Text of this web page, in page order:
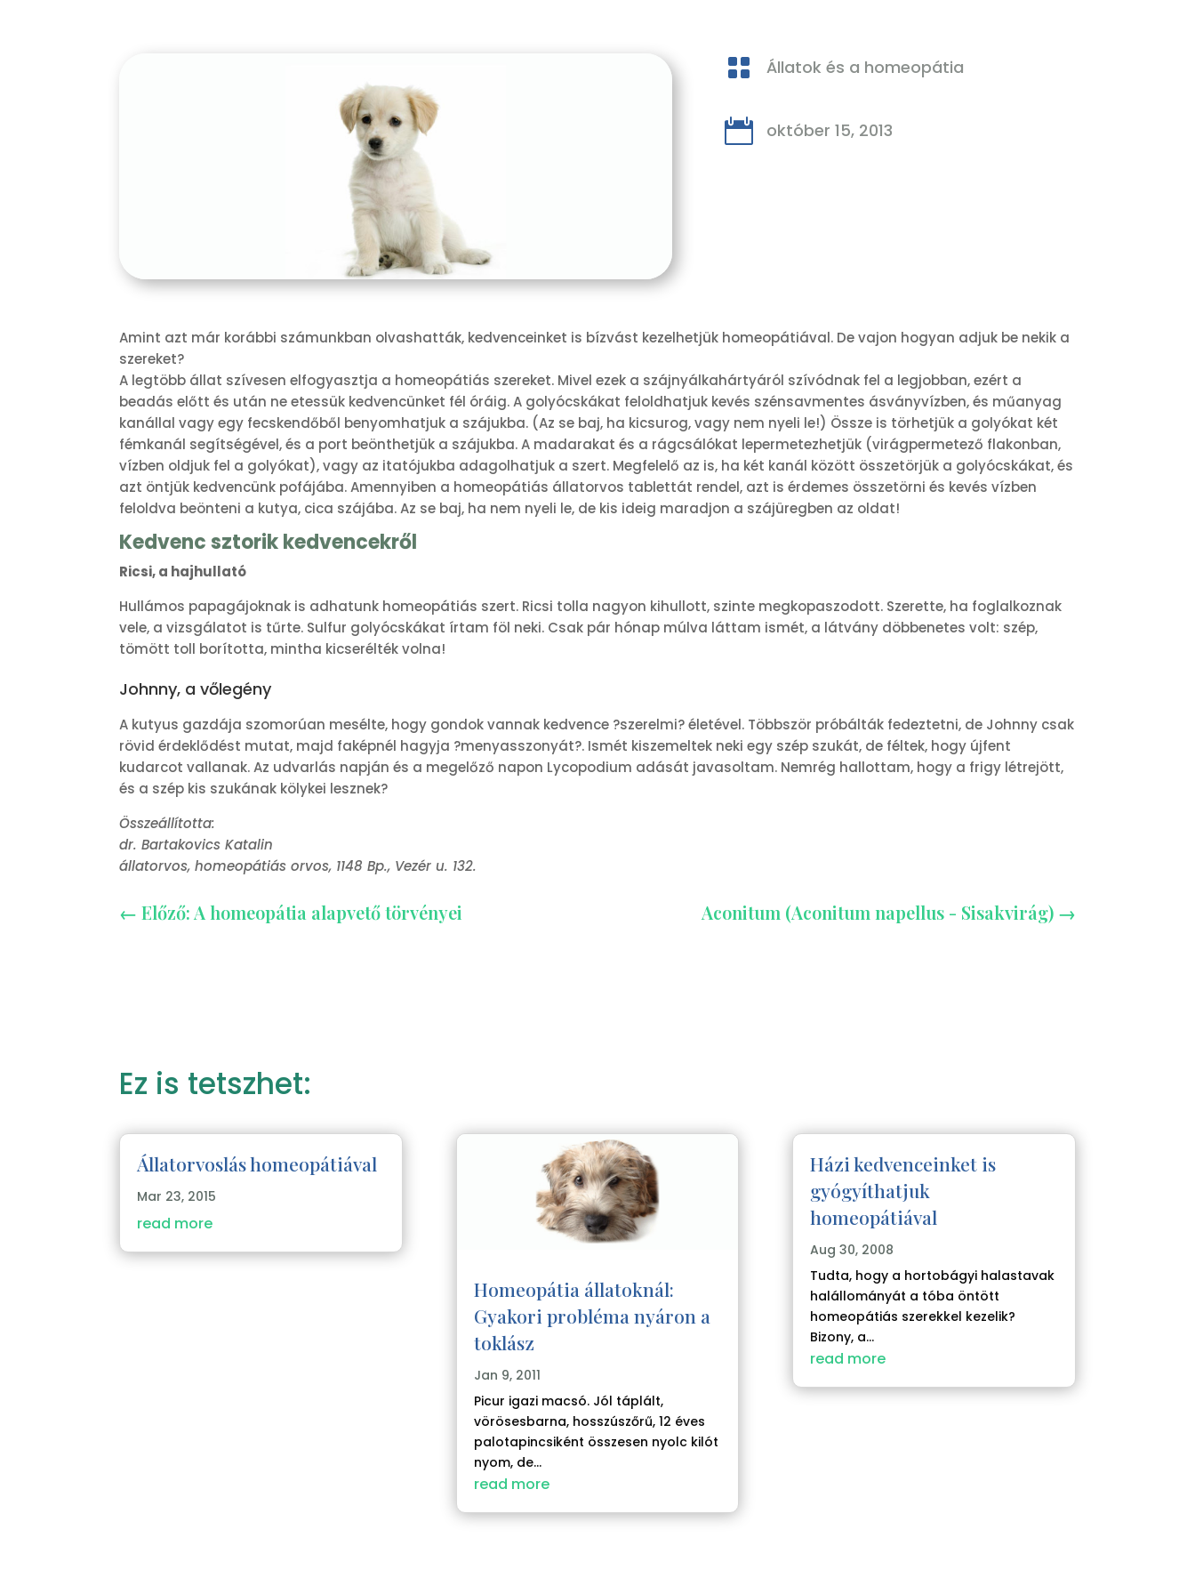
 Állatok és a homeopátia
 október 15, 2013
Amint azt már korábbi számunkban olvashatták, kedvenceinket is bízvást kezelhetjük homeopátiával. De vajon hogyan adjuk be nekik a
szereket?
A legtöbb állat szívesen elfogyasztja a homeopátiás szereket. Mivel ezek a szájnyálkahártyáról szívódnak fel a legjobban, ezért a
beadás előtt és után ne etessük kedvencünket fél óráig. A golyócskákat feloldhatjuk kevés szénsavmentes ásványvízben, és műanyag
kanállal vagy egy fecskendőből benyomhatjuk a szájukba. (Az se baj, ha kicsurog, vagy nem nyeli le!) Össze is törhetjük a golyókat két
fémkanál segítségével, és a port beönthetjük a szájukba. A madarakat és a rágcsálókat lepermetezhetjük (virágpermetező flakonban,
vízben oldjuk fel a golyókat), vagy az itatójukba adagolhatjuk a szert. Megfelelő az is, ha két kanál között összetörjük a golyócskákat, és
azt öntjük kedvencünk pofájába. Amennyiben a homeopátiás állatorvos tablettát rendel, azt is érdemes összetörni és kevés vízben
feloldva beönteni a kutya, cica szájába. Az se baj, ha nem nyeli le, de kis ideig maradjon a szájüregben az oldat!
Kedvenc sztorik kedvencekről
Ricsi, a hajhullató
Hullámos papagájoknak is adhatunk homeopátiás szert. Ricsi tolla nagyon kihullott, szinte megkopaszodott. Szerette, ha foglalkoznak
vele, a vizsgálatot is tűrte. Sulfur golyócskákat írtam föl neki. Csak pár hónap múlva láttam ismét, a látvány döbbenetes volt: szép,
tömött toll borította, mintha kicserélték volna!
Johnny, a vőlegény
A kutyus gazdája szomorúan mesélte, hogy gondok vannak kedvence ?szerelmi? életével. Többször próbálták fedeztetni, de Johnny csak
rövid érdeklődést mutat, majd faképnél hagyja ?menyasszonyát?. Ismét kiszemeltek neki egy szép szukát, de féltek, hogy újfent
kudarcot vallanak. Az udvarlás napján és a megelőző napon Lycopodium adását javasoltam. Nemrég hallottam, hogy a frigy létrejött,
és a szép kis szukának kölykei lesznek?
Összeállította:
dr. Bartakovics Katalin
állatorvos, homeopátiás orvos, 1148 Bp., Vezér u. 132.
←Előző: A homeopátia alapvető törvényei Aconitum (Aconitum napellus - Sisakvirág)→
Ez is tetszhet:
Állatorvoslás homeopátiával
Mar 23, 2015
read more
Homeopátia állatoknál:
Gyakori probléma nyáron a
toklász
Jan 9, 2011
Picur igazi macsó. Jól táplált,
vörösesbarna, hosszúszőrű, 12 éves
palotapincsiként összesen nyolc kilót
nyom, de...
read more
Házi kedvenceinket is
gyógyíthatjuk
homeopátiával
Aug 30, 2008
Tudta, hogy a hortobágyi halastavak
halállományát a tóba öntött
homeopátiás szerekkel kezelik?
Bizony, a...
read more